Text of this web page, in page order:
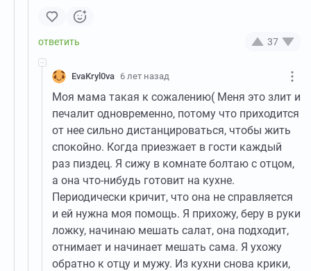
37
EvaKryl0va 6 лет назад
Моя мама такая к сожалению( Меня это злит и
печалит одновременно, потому что приходится
от нее сильно дистанцироваться, чтобы жить
спокойно. Когда приезжает в гости каждый
раз пиздец. Я сижу в комнате болтаю с отцом,
а она что-нибудь готовит на кухне.
Периодически кричит, что она не справляется
и ей нужна моя помощь. Я прихожу, беру в руки
ложку, начинаю мешать салат, она подходит,
отнимает и начинает мешать сама. Я ухожу
обратно к отцу и мужу. Из кухни снова крики,